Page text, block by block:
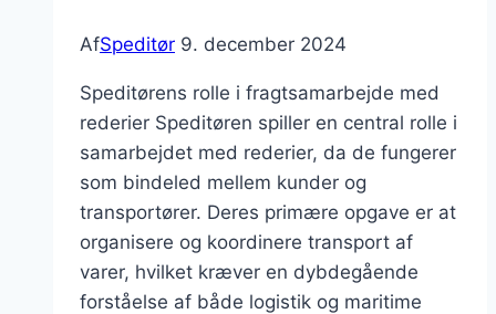
AfSpeditør 9. december 2024
Speditørens rolle i fragtsamarbejde med
rederier Speditøren spiller en central rolle i
samarbejdet med rederier, da de fungerer
som bindeled mellem kunder og
transportører. Deres primære opgave er at
organisere og koordinere transport af
varer, hvilket kræver en dybdegående
forståelse af både logistik og maritime